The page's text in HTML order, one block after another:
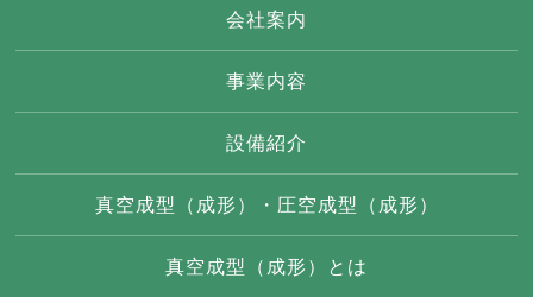
会社案内
事業内容
設備紹介
真空成型（成形）・圧空成型（成形）
真空成型（成形）とは